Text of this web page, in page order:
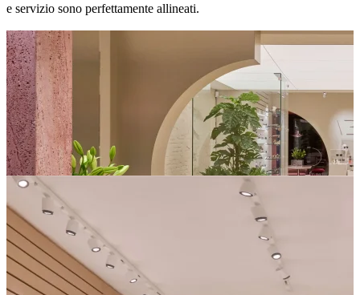
e servizio sono perfettamente allineati.